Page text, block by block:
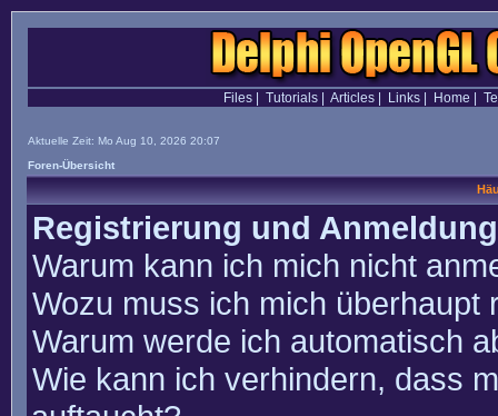
Files| Tutorials| Articles| Links| Home
Aktuelle Zeit: Mo Aug 10, 2026 20:07
Foren-Übersicht
Registrierung und Anmeldung
Warum kann ich mich nicht
Wozu muss ich mich überhaupt
Warum werde ich automatisch
Wie kann ich verhindern, dass